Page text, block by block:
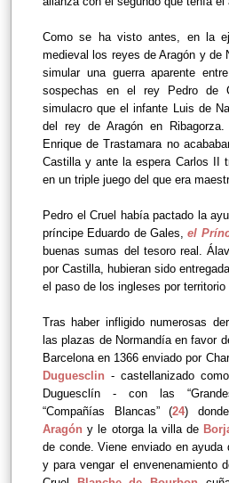
Como se ha visto antes, en la
medieval los reyes de Aragón y de
simular una guerra aparente
sospechas en el rey Pedro de
simulacro que el infante Luis de
del rey de Aragón en
Enrique de Trastamara no
Castilla y ante la espera Carlos II
en un triple juego del que era
Pedro el Cruel había pactado la
príncipe Eduardo de Gales,el
buenas sumas del tesoro real.
por Castilla, hubieran sido
el paso de los ingleses por territorio
Tras haber infligido numerosas
las plazas de Normandía en favor
Barcelona en 1366 enviado por
Duguesclin - castellanizado
Duguesclín - con las
“Compañías Blancas” (24)
Aragón y le otorga la villa de
de conde. Viene enviado en ayuda
y para vengar el envenenamiento